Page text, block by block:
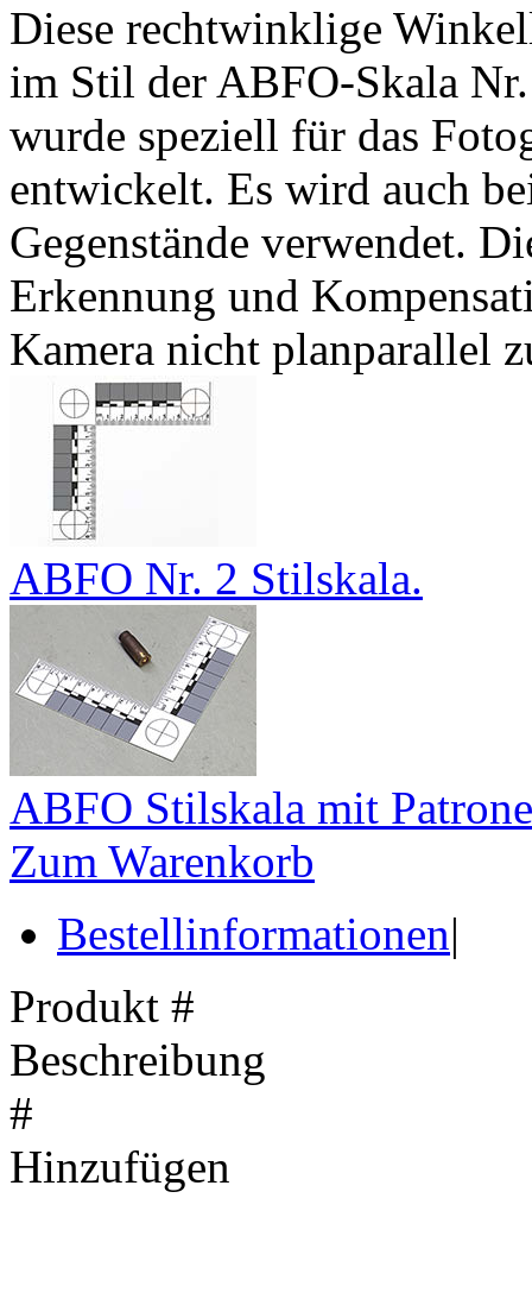
Diese rechtwinklige
im Stil der ABFO-Skala
wurde speziell für das
entwickelt. Es wird auch
Gegenstände verwendet.
Erkennung und
Kamera nicht planparallel
ABFO Nr. 2 Stilskala.
ABFO Stilskala mit
Zum Warenkorb
Bestellinformationen|
Produkt #
Beschreibung
#
Hinzufügen